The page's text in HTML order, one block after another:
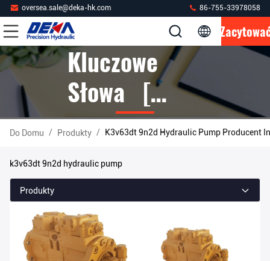
oversea.sale@deka-hk.com 86-755-33978058
Kluczowe
Słowa [
K3v63dt
9n2d
Hydraulic
Pump ] Mecz
5 Produkty
Do Domu / Produkty / K3v63dt 9n2d Hydraulic Pump Producent
k3v63dt 9n2d hydraulic pump
Produkty